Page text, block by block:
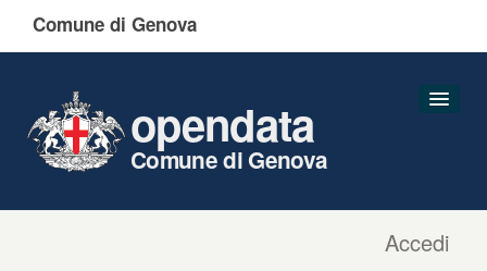
Comune di Genova
Accedi
opendata
Comune di Genova